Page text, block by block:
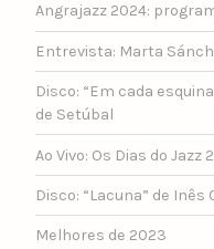
Angrajazz 2024:
Entrevista: Marta
Disco: “Em cada
de Setúbal
Ao Vivo: Os Dias do Jazz
Disco: “Lacuna” de Inês
Melhores de 2023